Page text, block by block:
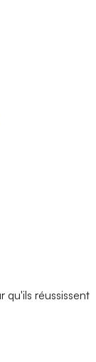
qu'ils réussissent